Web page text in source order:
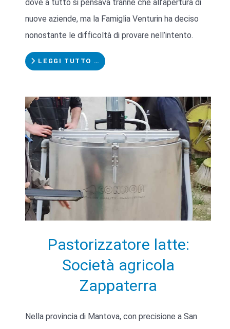
dove a tutto si pensava tranne che all’apertura di
nuove aziende, ma la Famiglia Venturin ha deciso
nonostante le difficoltà di provare nell’intento.
LEGGI TUTTO …
Pastorizzatore latte:
Società agricola
Zappaterra
Nella provincia di Mantova, con precisione a San